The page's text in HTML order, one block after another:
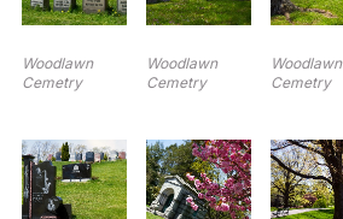
Woodlawn
Cemetry
Woodlawn
Cemetry
Woodlawn
Cemetry